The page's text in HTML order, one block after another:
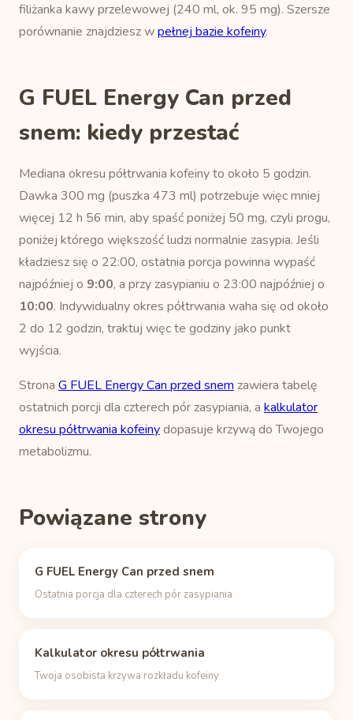
filiżanka kawy przelewowej (240 ml, ok. 95 mg). Szersze
porównanie znajdziesz wpełnej bazie kofeiny.
G FUEL Energy Can przed
snem: kiedy przestać
Mediana okresu półtrwania kofeiny to około 5 godzin.
Dawka 300 mg (puszka 473 ml) potrzebuje więc mniej
więcej 12 h 56 min, aby spaść poniżej 50 mg, czyli progu,
poniżej którego większość ludzi normalnie zasypia. Jeśli
kładziesz się o 22:00, ostatnia porcja powinna wypaść
najpóźniej o 9:00, a przy zasypianiu o 23:00 najpóźniej o
10:00. Indywidualny okres półtrwania waha się od około
2 do 12 godzin, traktuj więc te godziny jako punkt
wyjścia.
Strona G FUEL Energy Can przed snem zawiera tabelę
ostatnich porcji dla czterech pór zasypiania, a kalkulator
okresu półtrwania kofeinydopasuje krzywą do Twojego
metabolizmu.
Powiązane strony
G FUEL Energy Can przed snem
Ostatnia porcja dla czterech pór zasypiania
Kalkulator okresu półtrwania
Twoja osobista krzywa rozkładu kofeiny